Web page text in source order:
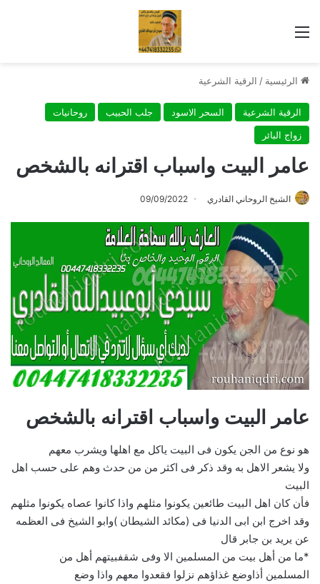
القائمة
الرئيسية / الرقية الشرعية
الرقية الشرعية السحر الاسود جلب الحبيب
روحانيات
زواج البائر
عامر البيت واسباب اقترانه بالشخص
الشيخ الروحاني القادري 09/09/2022
عامر البيت واسباب اقترانه بالشخص
هو نوع من الجن يكون فى البيت ياكل مع اهلها ويشرب معهم
ولا يشعر الاهل به وقد ذكر فى اكثر من من حدث وهم على حسب اهل
البيت
فأن كان اهل البيت طائعين يكونوا مثلهم واذا كانوا عصاه يكونوا مثلهم
وقد اخرج ابن ابى الدنيا فى (مكائد الشيطان )وابو الشيخ فى العظمه
عن يريد بن جابر قال
*ما من أهل بيت من المسلمين الا وفى شقفبيتهم أهل من
المسلمين أذاوضع غذاؤهم نزلوا فقعدوا معهم واذا وضع